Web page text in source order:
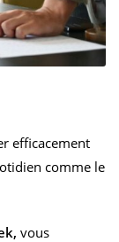
efficacement
comme le
vous